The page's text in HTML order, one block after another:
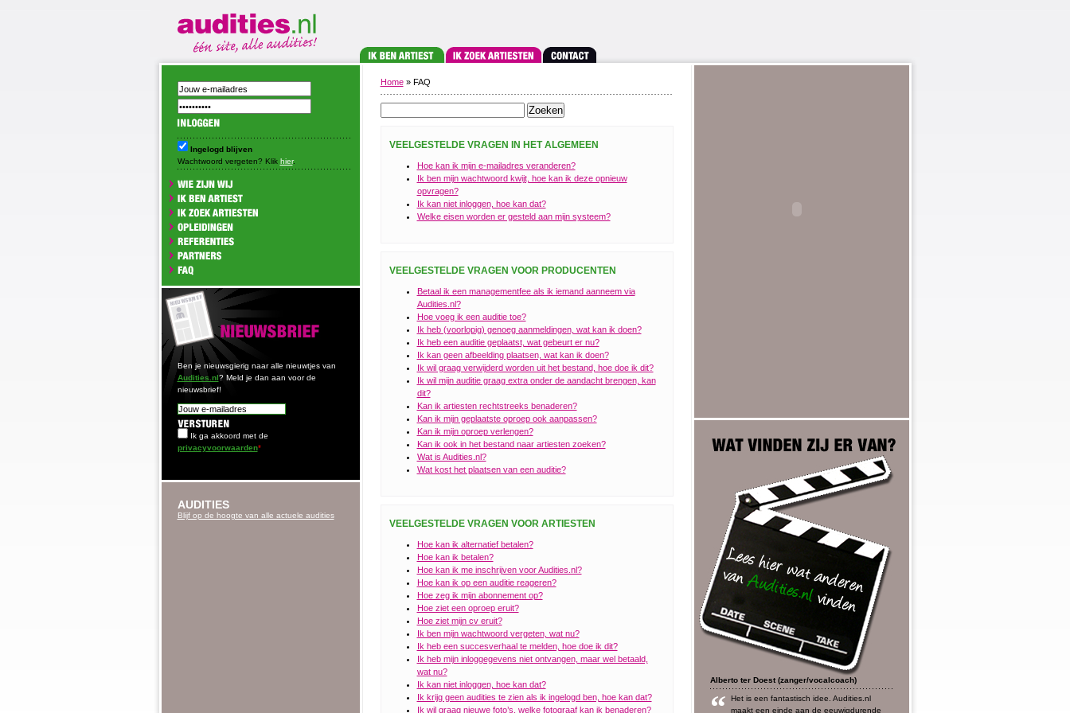
Ingelogd blijven
Wachtwoord vergeten? Klik hier.
Ben je nieuwsgierig naar alle nieuwtjes van
Audities.nl? Meld je dan aan voor de
nieuwsbrief!
Ik ga akkoord met de
privacyvoorwaarden*
AUDITIES
Blijf op de hoogte van alle actuele audities
Home » FAQ
VEELGESTELDE VRAGEN IN HET ALGEMEEN
Hoe kan ik mijn e-mailadres veranderen?
Ik ben mijn wachtwoord kwijt, hoe kan ik deze opnieuw
opvragen?
Ik kan niet inloggen, hoe kan dat?
Welke eisen worden er gesteld aan mijn systeem?
VEELGESTELDE VRAGEN VOOR PRODUCENTEN
Betaal ik een managementfee als ik iemand aanneem via
Audities.nl?
Hoe voeg ik een auditie toe?
Ik heb (voorlopig) genoeg aanmeldingen, wat kan ik doen?
Ik heb een auditie geplaatst, wat gebeurt er nu?
Ik kan geen afbeelding plaatsen, wat kan ik doen?
Ik wil graag verwijderd worden uit het bestand, hoe doe ik dit?
Ik wil mijn auditie graag extra onder de aandacht brengen, kan
dit?
Kan ik artiesten rechtstreeks benaderen?
Kan ik mijn geplaatste oproep ook aanpassen?
Kan ik mijn oproep verlengen?
Kan ik ook in het bestand naar artiesten zoeken?
Wat is Audities.nl?
Wat kost het plaatsen van een auditie?
VEELGESTELDE VRAGEN VOOR ARTIESTEN
Hoe kan ik alternatief betalen?
Hoe kan ik betalen?
Hoe kan ik me inschrijven voor Audities.nl?
Hoe kan ik op een auditie reageren?
Hoe zeg ik mijn abonnement op?
Hoe ziet een oproep eruit?
Hoe ziet mijn cv eruit?
Ik ben mijn wachtwoord vergeten, wat nu?
Ik heb een succesverhaal te melden, hoe doe ik dit?
Ik heb mijn inloggegevens niet ontvangen, maar wel betaald,
wat nu?
Ik kan niet inloggen, hoe kan dat?
Ik krijg geen audities te zien als ik ingelogd ben, hoe kan dat?
Ik wil graag nieuwe foto’s, welke fotograaf kan ik benaderen?
Alberto ter Doest (zanger/vocalcoach)
Het is een fantastisch idee. Audities.nl
maakt een einde aan de eeuwigdurende